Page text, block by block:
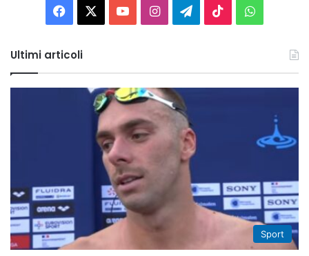
Facebook You InstagramTelegram
TikTok
Ultimi articoli
Sport